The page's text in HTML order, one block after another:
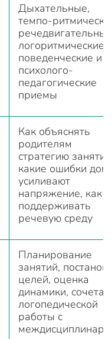
Дыхательные,
темпо-
логоритмические,
поведенческие и
психолого-
педагогические
приемы
Как объяснять
родителям
стратегию
какие ошибки
усиливают
напряжение, как
поддерживать
речевую среду
Планирование
занятий,
целей, оценка
динамики,
логопедической
работы с